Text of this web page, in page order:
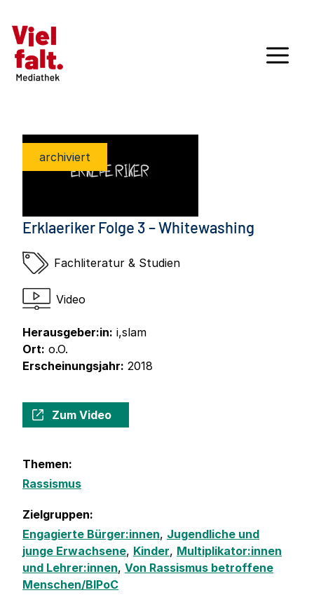
archiviert
Erklaeriker Folge 3 – Whitewashing
Fachliteratur & Studien
Video
Herausgeber:in: i,slam
Ort: o.O.
Erscheinungsjahr: 2018
Zum Video
Themen:
Rassismus
Zielgruppen:
Engagierte Bürger:innen, Jugendliche und
junge Erwachsene, Kinder, Multiplikator:innen
und Lehrer:innen, Von Rassismus betroffene
Menschen/BIPoC